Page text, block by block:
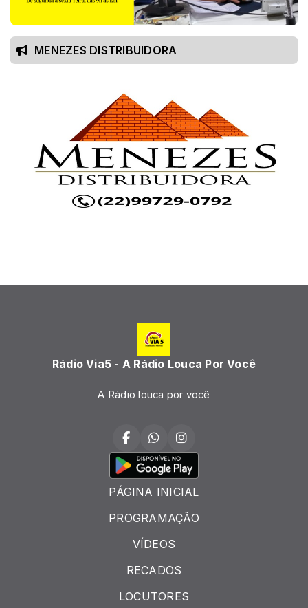
MENEZES DISTRIBUIDORA
Rádio Via5 - A Rádio Louca Por Você
A Rádio louca por você
PÁGINA INICIAL
PROGRAMAÇÃO
VÍDEOS
RECADOS
LOCUTORES